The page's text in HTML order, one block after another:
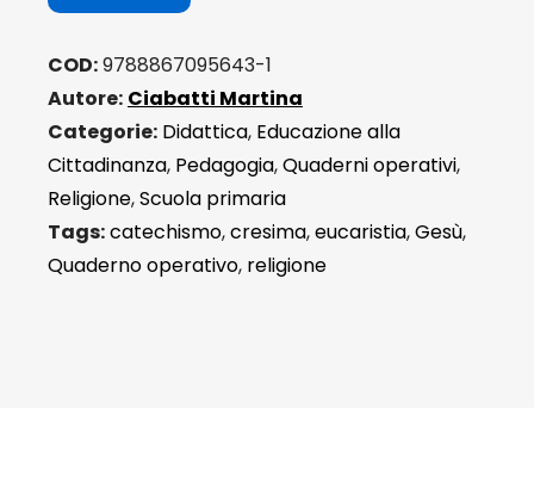
Matteo
COD:9788867095643-1
Autore: Ciabatti Martina
Categorie: Didattica, Educazione alla
Cittadinanza, Pedagogia,Quaderni operativi,
Religione,Scuola primaria
Tags:catechismo,cresima,eucaristia,Gesù,
Quaderno operativo, religione